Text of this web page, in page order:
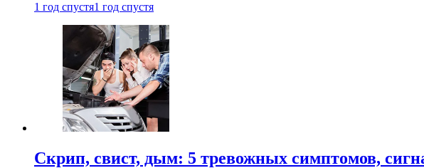
1 год спустя1 год спустя
Скрип, свист, дым: 5 тревожных симптомов,